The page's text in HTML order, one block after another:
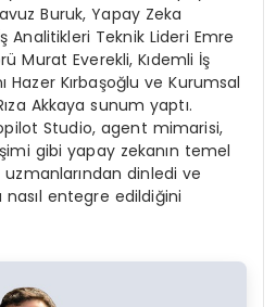
Buruk, Yapay Zeka
Analitikleri Teknik Lideri Emre
Murat Everekli, Kıdemli İş
Hazer Kırbaşoğlu ve Kurumsal
Akkaya sunum yaptı.
Studio, agent mimarisi,
gibi yapay zekanın temel
uzmanlarından dinledi ve
entegre edildiğini